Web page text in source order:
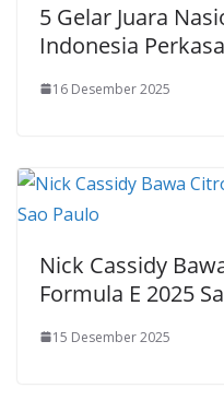
5 Gelar Juara
Indonesia
16 Desember 2025
Nick Cassidy
Formula E 2025
15 Desember 2025